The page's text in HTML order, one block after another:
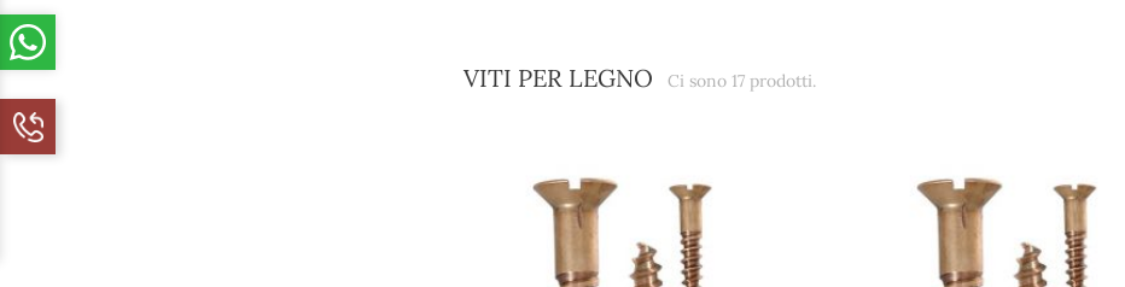
VITI PER LEGNO Ci sono 17 prodotti.